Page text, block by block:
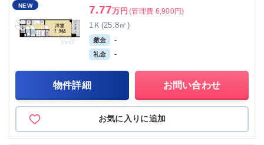
NEW 7.77万円 (管理費 6,900円)
1Ｋ(25.8㎡)
敷金 -
礼金 -
物件詳細 お問い合わせ
お気に入りに追加